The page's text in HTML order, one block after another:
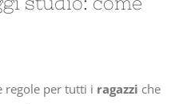
regole per tutti i ragazzi che